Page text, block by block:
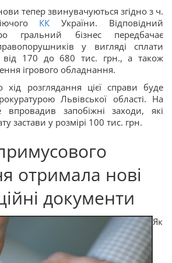
тепер звинувачуються згідно з ч.
КК України. Відповідний
гральний бізнеспередбачає
у вигляді сплати
від 170 до 680 тис. грн., а також
ігрового обладнання.
хід розглядання цієї справи буде
Львівської області. На
впровадив запобіжні заходи, які
застави у розмірі 100 тис. грн.
отримала нові
документи
Як